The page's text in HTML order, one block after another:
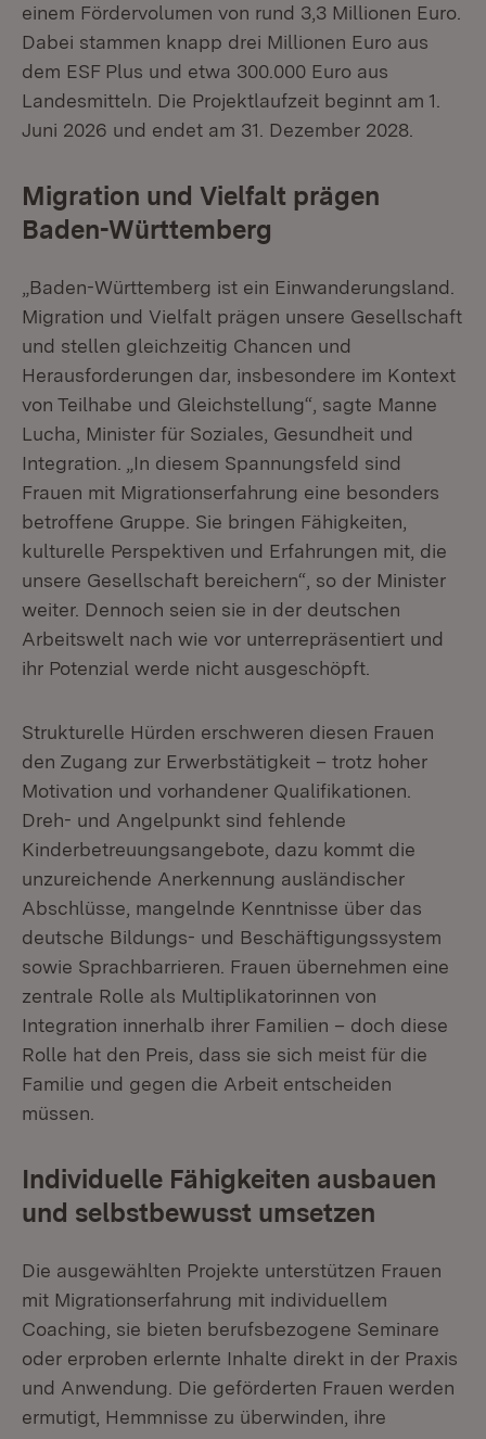
einem Fördervolumen von rund 3,3 Millionen Euro.
Dabei stammen knapp drei Millionen Euro aus
dem ESF Plus und etwa 300.000 Euro aus
Landesmitteln. Die Projektlaufzeit beginnt am 1.
Juni 2026 und endet am 31. Dezember 2028.
Migration und Vielfalt prägen
Baden-Württemberg
„Baden-Württemberg ist ein Einwanderungsland.
Migration und Vielfalt prägen unsere Gesellschaft
und stellen gleichzeitig Chancen und
Herausforderungen dar, insbesondere im Kontext
von Teilhabe und Gleichstellung“, sagte Manne
Lucha, Minister für Soziales, Gesundheit und
Integration. „In diesem Spannungsfeld sind
Frauen mit Migrationserfahrung eine besonders
betroffene Gruppe. Sie bringen Fähigkeiten,
kulturelle Perspektiven und Erfahrungen mit, die
unsere Gesellschaft bereichern“, so der Minister
weiter. Dennoch seien sie in der deutschen
Arbeitswelt nach wie vor unterrepräsentiert und
ihr Potenzial werde nicht ausgeschöpft.
Strukturelle Hürden erschweren diesen Frauen
den Zugang zur Erwerbstätigkeit – trotz hoher
Motivation und vorhandener Qualifikationen.
Dreh- und Angelpunkt sind fehlende
Kinderbetreuungsangebote, dazu kommt die
unzureichende Anerkennung ausländischer
Abschlüsse, mangelnde Kenntnisse über das
deutsche Bildungs- und Beschäftigungssystem
sowie Sprachbarrieren. Frauen übernehmen eine
zentrale Rolle als Multiplikatorinnen von
Integration innerhalb ihrer Familien – doch diese
Rolle hat den Preis, dass sie sich meist für die
Familie und gegen die Arbeit entscheiden
müssen.
Individuelle Fähigkeiten ausbauen
und selbstbewusst umsetzen
Die ausgewählten Projekte unterstützen Frauen
mit Migrationserfahrung mit individuellem
Coaching, sie bieten berufsbezogene Seminare
oder erproben erlernte Inhalte direkt in der Praxis
und Anwendung. Die geförderten Frauen werden
ermutigt, Hemmnisse zu überwinden, ihre